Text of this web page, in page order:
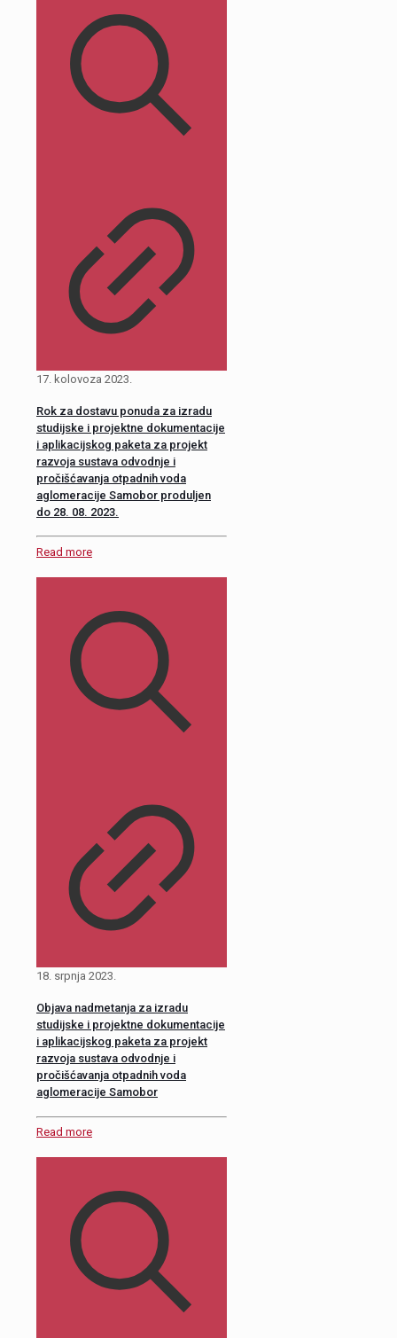
17. kolovoza 2023.
Rok za dostavu ponuda za izradu
studijske i projektne dokumentacije
i aplikacijskog paketa za projekt
razvoja sustava odvodnje i
pročišćavanja otpadnih voda
aglomeracije Samobor produljen
do 28. 08. 2023.
Read more
18. srpnja 2023.
Objava nadmetanja za izradu
studijske i projektne dokumentacije
i aplikacijskog paketa za projekt
razvoja sustava odvodnje i
pročišćavanja otpadnih voda
aglomeracije Samobor
Read more